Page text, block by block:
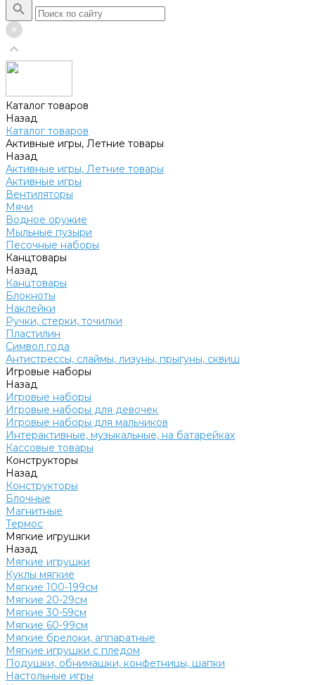
Каталог товаров
Назад
Каталог товаров
Активные игры, Летние товары
Назад
Активные игры, Летние товары
Активные игры
Вентиляторы
Мячи
Водное оружие
Мыльные пузыри
Песочные наборы
Канцтовары
Назад
Канцтовары
Блокноты
Наклейки
Ручки, стерки, точилки
Пластилин
Символ года
Антистрессы, слаймы, лизуны, прыгуны, сквиш
Игровые наборы
Назад
Игровые наборы
Игровые наборы для девочек
Игровые наборы для мальчиков
Интерактивные, музыкальные, на батарейках
Кассовые товары
Конструкторы
Назад
Конструкторы
Блочные
Магнитные
Термос
Мягкие игрушки
Назад
Мягкие игрушки
Куклы мягкие
Мягкие 100-199см
Мягкие 20-29см
Мягкие 30-59см
Мягкие 60-99см
Мягкие брелоки, аппаратные
Мягкие игрушки с пледом
Подушки, обнимашки, конфетницы, шапки
Настольные игры